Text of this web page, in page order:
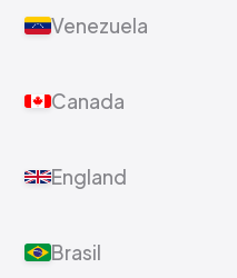
Venezuela
Canada
England
Brasil